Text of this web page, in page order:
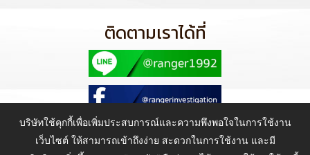
บริษัทใช้คุกกี้เพื่อเพิ่มประสบการณ์และความพึงพอใจในการใช้งาน
เว็บไซต์ ให้สามารถเข้าถึงง่าย สะดวกในการใช้งาน และมี
ติดตามเราได้ที่